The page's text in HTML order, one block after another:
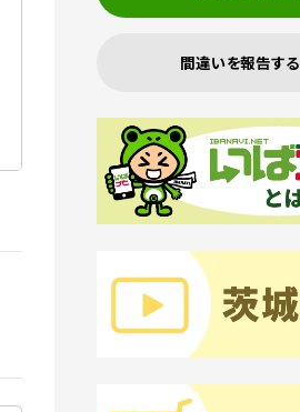
間違いを報告する